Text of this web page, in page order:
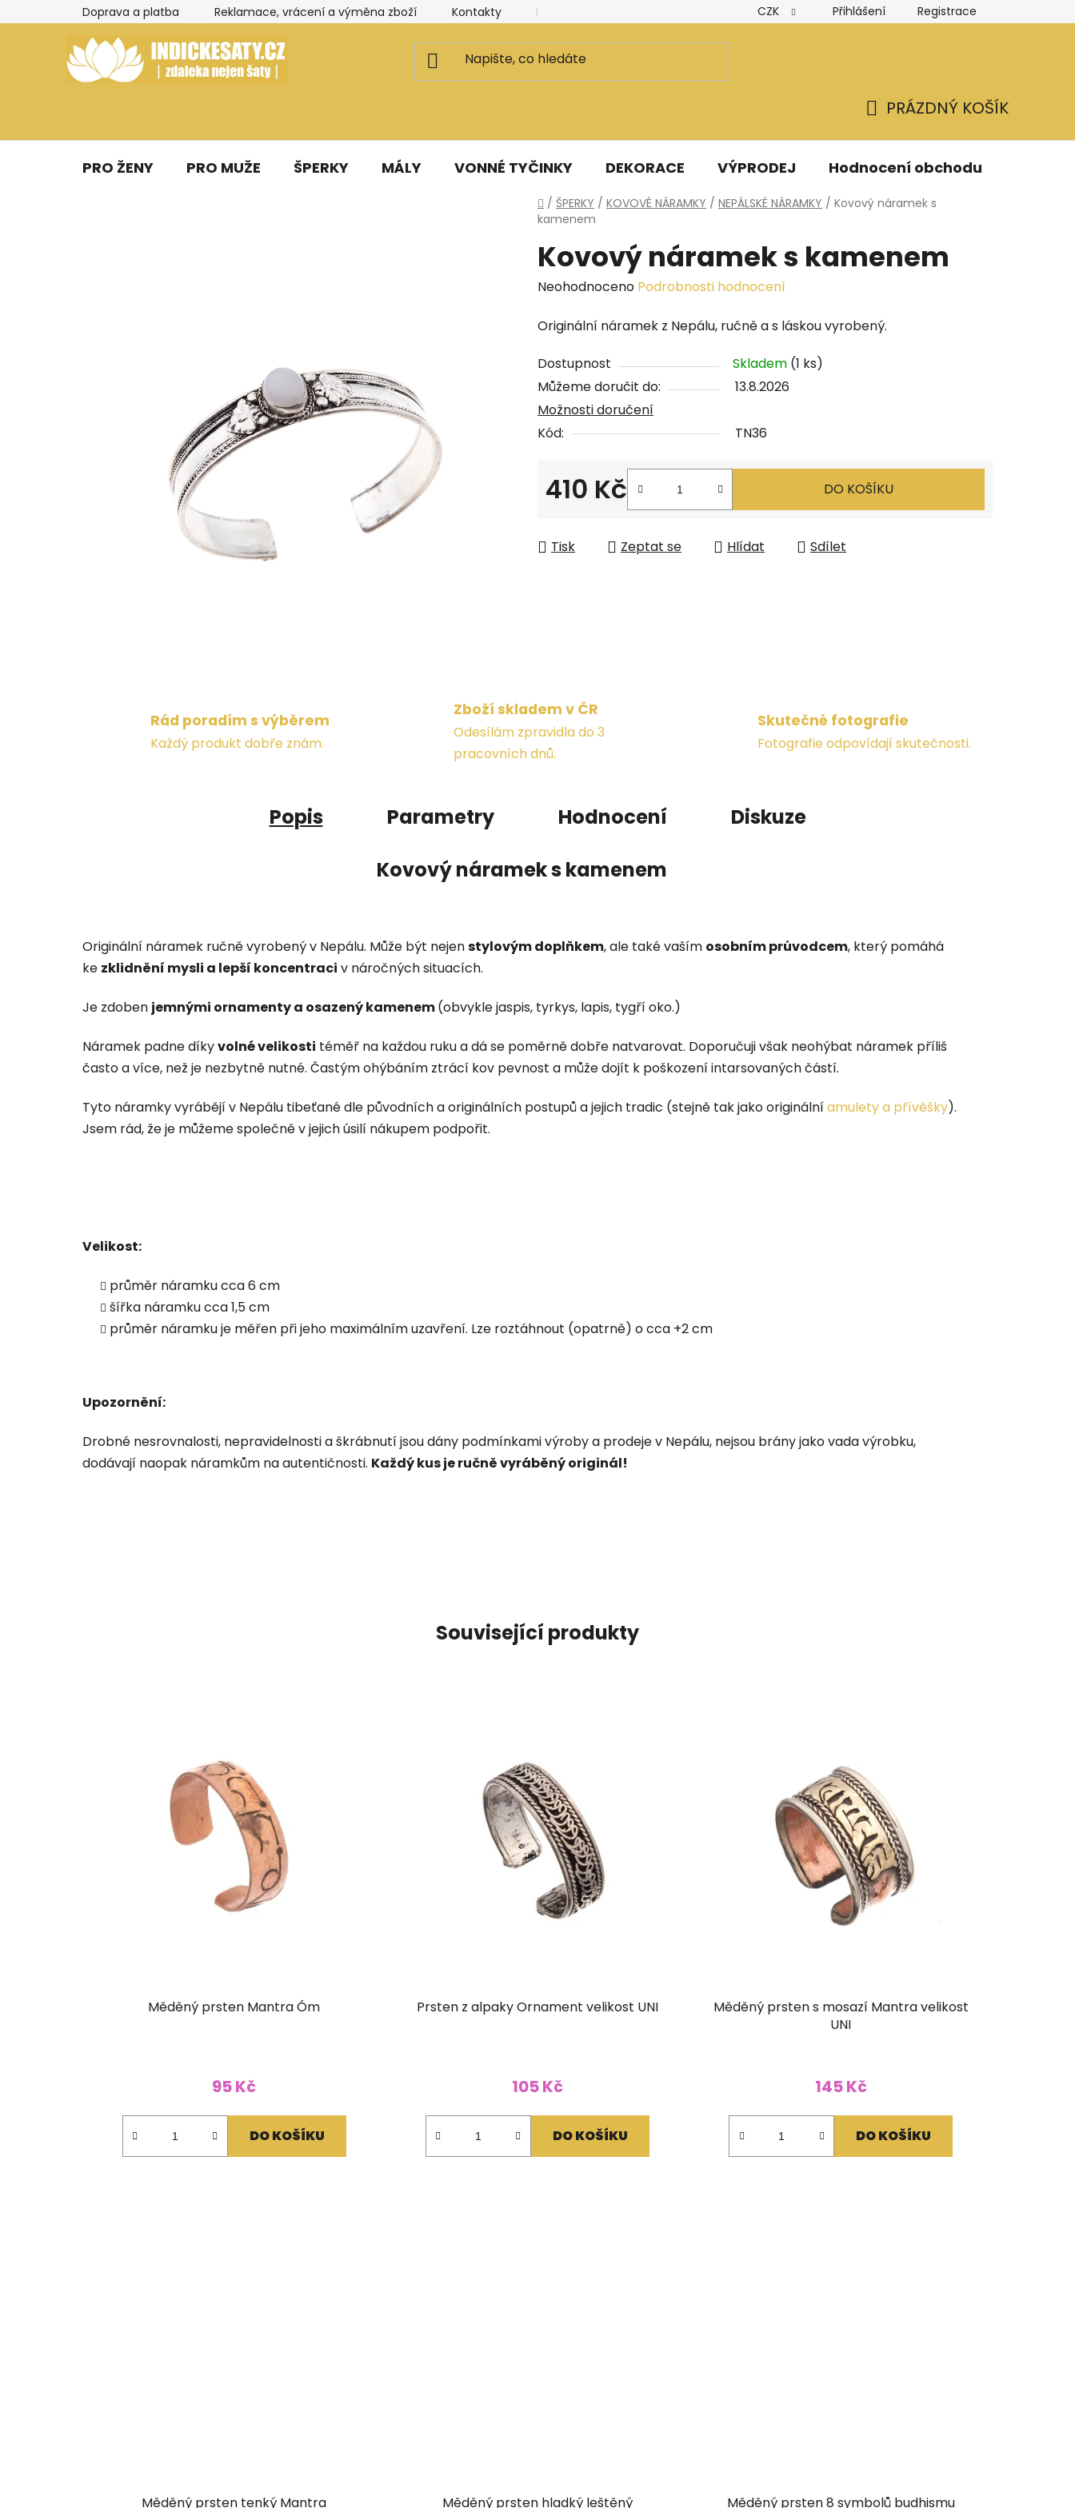
na
Doprava a platba Reklamace, vrácení a výměna zboží Kontakty Kancelář a ateliér Hodnocení obchodu Obchodní podmínky
CZK Přihlášení Registrace
KOŠÍK
PRÁZDNÝ KOŠÍK
PRO ŽENY PRO MUŽE ŠPERKY MÁLY VONNÉ TYČINKY DEKORACE VÝPRODEJ Hodnocení obchodu
Domů
/ ŠPERKY / KOVOVÉ NÁRAMKY / NEPÁLSKÉ NÁRAMKY / Kovový náramek s
kamenem
Kovový náramek s kamenem
Průměrné
produktu
0,0
z
5
hvězdiček.
Neohodnoceno Podrobnosti hodnocení
Originální náramek z Nepálu, ručně a s láskou vyrobený.
Dostupnost Skladem (1 ks)
Můžeme doručit do:
13.8.2026
Možnosti doručení
Kód:
TN36
410 Kč DO KOŠÍKU
Tisk Zeptat se Hlídat Sdílet
Rád poradím s výběrem
Každý produkt dobře znám.
Zboží skladem v ČR
Odesílám zpravidla do 3
pracovních dnů.
Skutečné fotografie
Fotografie odpovídají skutečnosti.
Popis Parametry Hodnocení
Diskuze
Kovový náramek s kamenem
Originální náramek ručně vyrobený v Nepálu. Může být nejenstylovým doplňkem, ale také vaším osobním průvodcem, který pomáhá
ke zklidnění mysli a lepší koncentraci v náročných situacích.
Je zdoben jemnými ornamenty a osazený kamenem(obvykle jaspis, tyrkys, lapis, tygří oko.)
Náramek padne díkyvolné velikosti téměř na každou ruku a dá se poměrně dobře natvarovat. Doporučuji však neohýbat náramek příliš
často a více, než je nezbytně nutné. Častým ohýbáním ztrácí kov pevnost a může dojít k poškození intarsovaných částí.
Tyto náramky vyrábějí v Nepálu tibeťané dle původních a originálních postupů a jejich tradic (stejně tak jako originálníamulety a přívěšky).
Jsem rád, že je můžeme společně v jejich úsilí nákupem podpořit.
Velikost:
průměr náramku cca 6 cm
šířka náramku cca 1,5 cm
průměr náramku je měřen při jeho maximálním uzavření. Lze roztáhnout (opatrně) o cca +2 cm
Upozornění:
Drobné nesrovnalosti, nepravidelnosti a škrábnutí jsou dány podmínkami výroby a prodeje v Nepálu, nejsou brány jako vada výrobku,
dodávají naopak náramkům na autentičnosti. Každý kus je ručně vyráběný originál!
Související produkty
Měděný prsten Mantra Óm
95 Kč
DO KOŠÍKU
Prsten z alpaky Ornament velikost UNI
105 Kč
DO KOŠÍKU
Měděný prsten s mosazí Mantra velikost
UNI
145 Kč
DO KOŠÍKU
Měděný prsten tenký Mantra Měděný prsten hladký leštěný Měděný prsten 8 symbolů budhismu